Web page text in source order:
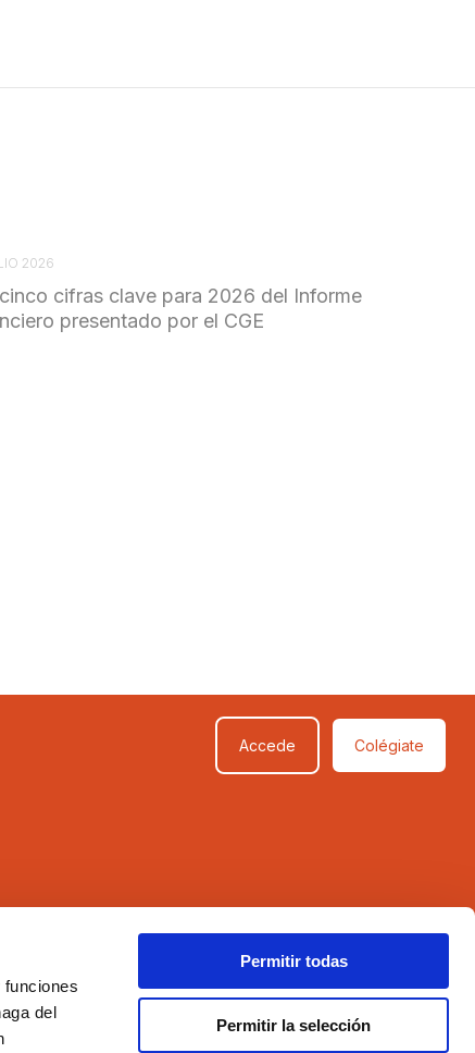
del
Permitir todas
Permitir la selección
2026
cifras clave para 2026 del Informe
presentado por el CGE
Accede Colégiate